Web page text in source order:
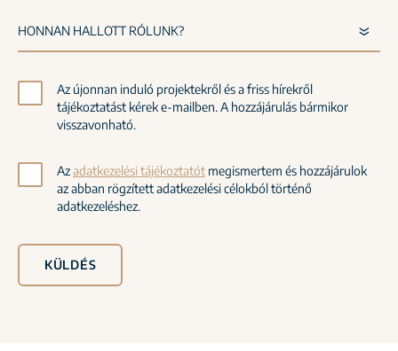
Az újonnan induló projektekről és a friss hírekről
tájékoztatást kérek e-mailben. A hozzájárulás bármikor
visszavonható.
Azadatkezelési tájékoztatót megismertem és hozzájárulok
az abban rögzített adatkezelési célokból történő
adatkezeléshez.
KÜLDÉS